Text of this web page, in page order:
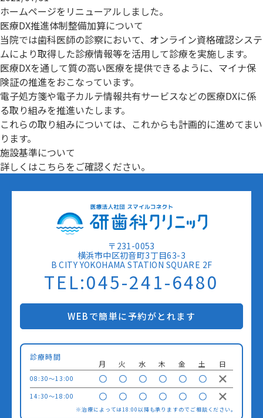
ホームページをリニューアルしました。
医療DX推進体制整備加算について
当院では歯科医師の診察において、オンライン資格確認システ
ムにより取得した診療情報等を活用して診療を実施します。
医療DXを通して質の高い医療を提供できるように、マイナ保
険証の推進をおこなっています。
電子処方箋や電子カルテ情報共有サービスなどの医療DXに係
る取り組みを推進いたします。
これらの取り組みについては、これからも計画的に進めてまい
ります。
施設基準について
詳しくはこちらをご確認ください。
〒231-0053
横浜市中区初音町3丁目63-3
B CITY YOKOHAMA STATION SQUARE 2F
TEL:045-241-6480
WEBで簡単に予約がとれます
診療時間
月 火 水 木 金 土 日
08:30〜13:00
14:30〜18:00
※治療によっては18:00以降も承りますのでご相談ください。